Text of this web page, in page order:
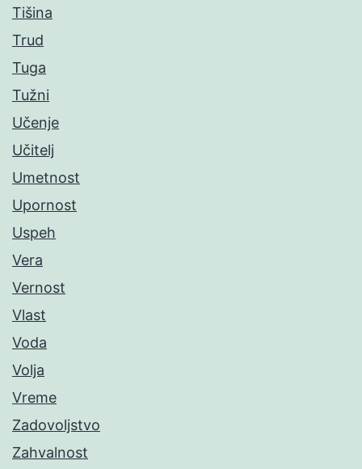
Tišina
Trud
Tuga
Tužni
Učenje
Učitelj
Umetnost
Upornost
Uspeh
Vera
Vernost
Vlast
Voda
Volja
Vreme
Zadovoljstvo
Zahvalnost